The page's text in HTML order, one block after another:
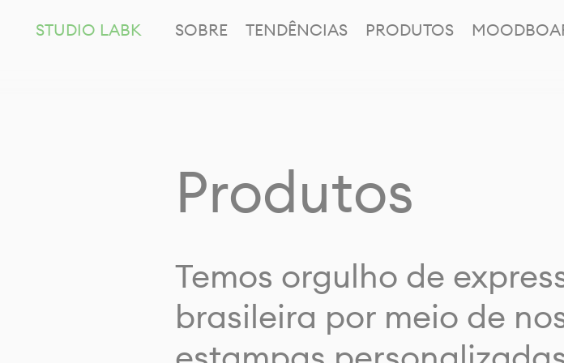
STUDIO LABK SOBRE TENDÊNCIAS PRODUTOS
Produtos
Temos orgulho de
brasileira por meio de